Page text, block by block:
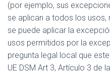
(por ejemplo, sus
se aplican a todos los
se puede aplicar la
usos permitidos por la
pregunta legal local que
UE DSM Art 3, Artículo 3 de